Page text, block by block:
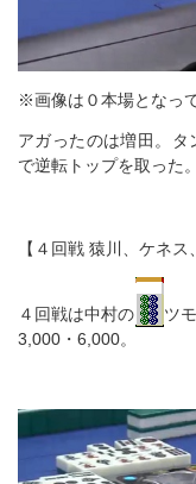
※画像は０本場となっ
アガったのは増田。
で逆転トップを取った。
【４回戦 猿川、ケネス
４回戦は中村の
ツ
3,000・6,000。